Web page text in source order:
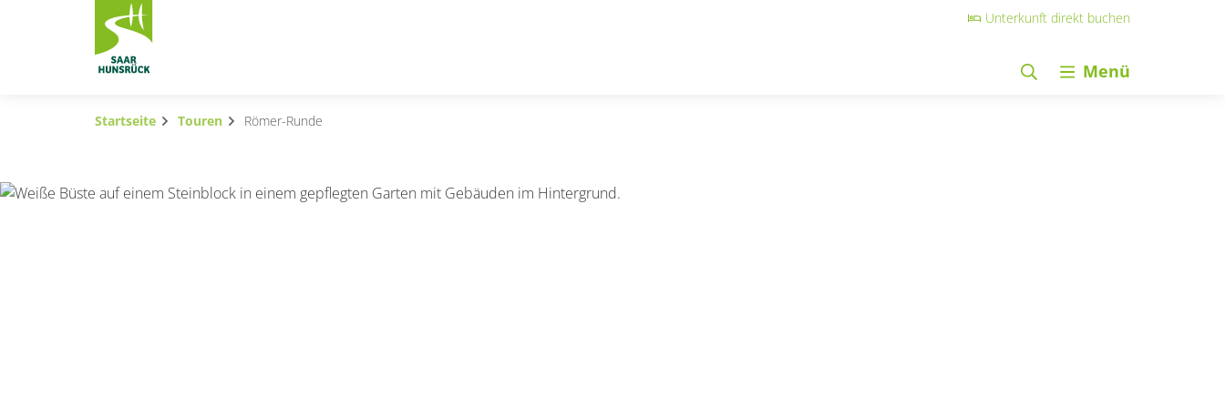
Zum Hauptinhalt springen
Unterkunft direkt buchen
Menü
Startseite Touren Römer-Runde